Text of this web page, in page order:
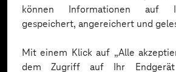
können Informationen auf
gespeichert, angereichert und
Mit einem Klick auf „Alle
dem Zugriff auf Ihr